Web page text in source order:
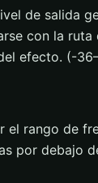
de salida
con la
efecto. (-
el rango de
por debajo